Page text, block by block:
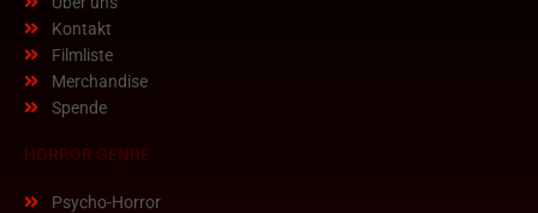
Kontakt
Filmliste
Merchandise
Spende
HORROR GENRE
Psycho-Horror